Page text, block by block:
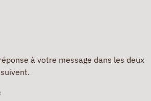
à votre message dans les deux